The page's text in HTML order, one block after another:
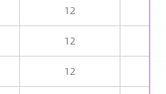
12
12
12